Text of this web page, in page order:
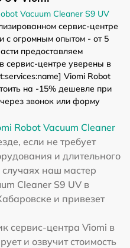
Vacuum Cleaner S9 UV
сервис-центре
с огромным опытом - от 5
предоставляем
центре уверены в
Viomi Robot
на -15% дешевле при
звонок или форму
Robot Vacuum Cleaner
если не требует
и длительного
наш мастер
Cleaner S9 UV в
и привезет
сервис-центра Viomi в
и озвучит стоимость